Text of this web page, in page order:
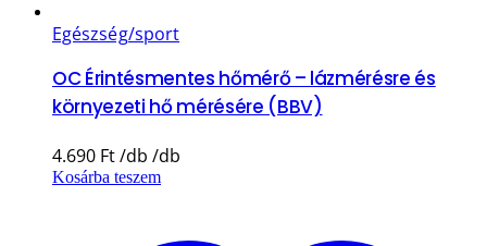
Egészség/sport
OC Érintésmentes hőmérő – lázmérésre és
környezeti hő mérésére (BBV)
4.690 Ft
Kosárba teszem